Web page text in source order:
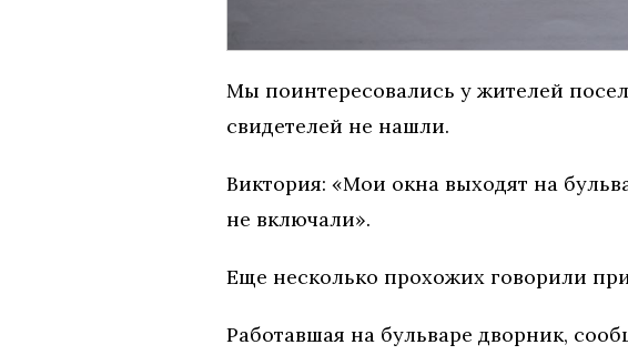
Мы поинтересовались у жителей
свидетелей не нашли.
Виктория: «Мои окна выходят на
не включали».
Еще несколько прохожих говорили
Работавшая на бульваре дворник,